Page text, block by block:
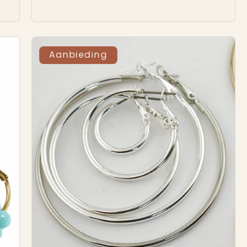
Aanbieding